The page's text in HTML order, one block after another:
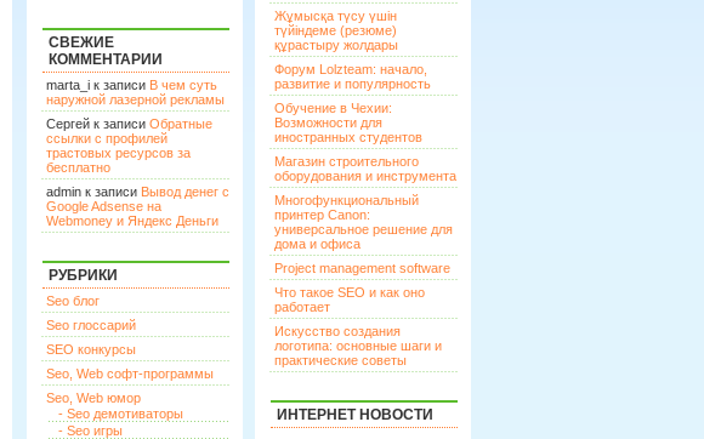
СВЕЖИЕ
КОММЕНТАРИИ
marta_i к записи В чем суть
наружной лазерной рекламы
Сергей к записи Обратные
ссылки с профилей
трастовых ресурсов за
бесплатно
admin к записи Вывод денег с
Google Adsense на
Webmoney и Яндекс Деньги
РУБРИКИ
Seo блог
Seo глоссарий
SEO конкурсы
Seo, Web софт-программы
Seo, Web юмор
- Seo демотиваторы
- Seo игры
Жұмысқа түсу үшін
түйіндеме (резюме)
құрастыру жолдары
Форум Lolzteam: начало,
развитие и популярность
Обучение в Чехии:
Возможности для
иностранных студентов
Магазин строительного
оборудования и инструмента
Многофункциональный
принтер Canon:
универсальное решение для
дома и офиса
Project management software
Что такое SEO и как оно
работает
Искусство создания
логотипа: основные шаги и
практические советы
ИНТЕРНЕТ НОВОСТИ